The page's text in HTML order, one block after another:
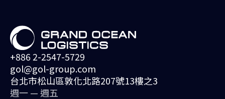
+886 2-2547-5729
gol@gol-group.com
台北市松山區敦化北路207號13樓之3
週一 — 週五